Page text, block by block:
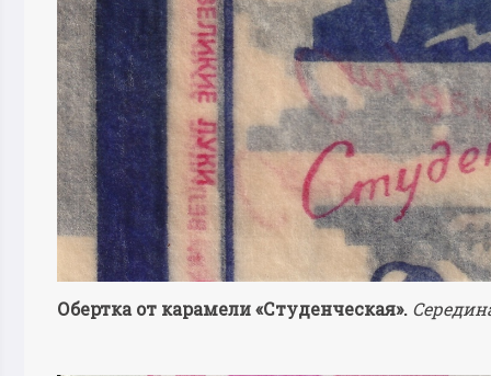
Обертка от карамели «Студенческая».